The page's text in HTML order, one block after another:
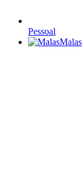
Pessoal
Malas